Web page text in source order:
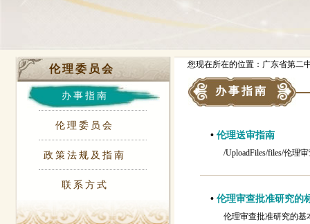
伦理委员会
办事指南
伦理委员会
政策法规及指南
联系方式
您现在所在的位置：广东省第二
办事指南
• 伦理送审指南
/UploadFiles/files/伦
• 伦理审查批准研究的
伦理审查批准研究的